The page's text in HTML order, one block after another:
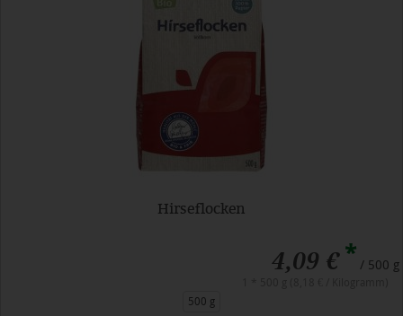
Hirseflocken
4,09 €* / 500 g
500 g